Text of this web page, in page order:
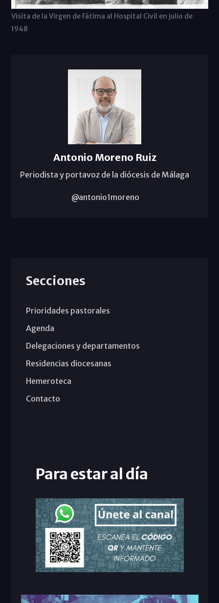
Visita de la Virgen de Fátima al Hospital Civil en julio de
1948
Antonio Moreno Ruiz
Periodista y portavoz de la diócesis de Málaga
@antonio1moreno
Secciones
Prioridades pastorales
Agenda
Delegaciones y departamentos
Residencias diocesanas
Hemeroteca
Contacto
Para estar al día